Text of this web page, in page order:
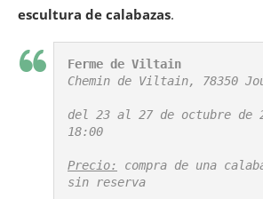
escultura de calabazas.
Ferme de Viltain
Chemin de Viltain, 78350
del 23 al 27 de octubre de
18:00
Precio:
compra de una
sin reserva